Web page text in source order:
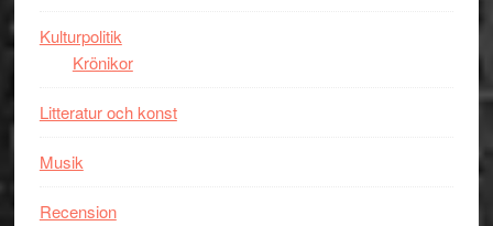
Kulturpolitik
Krönikor
Litteratur och konst
Musik
Recension